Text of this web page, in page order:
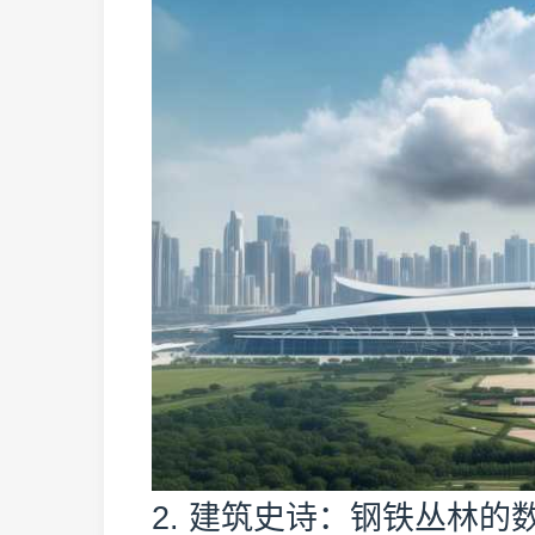
2. 建筑史诗：钢铁丛林的